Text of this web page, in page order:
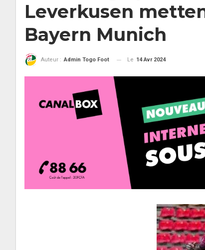
Leverkusen
Bayern Munich
Auteur : Admin Togo Foot Le 14 Avr 2024